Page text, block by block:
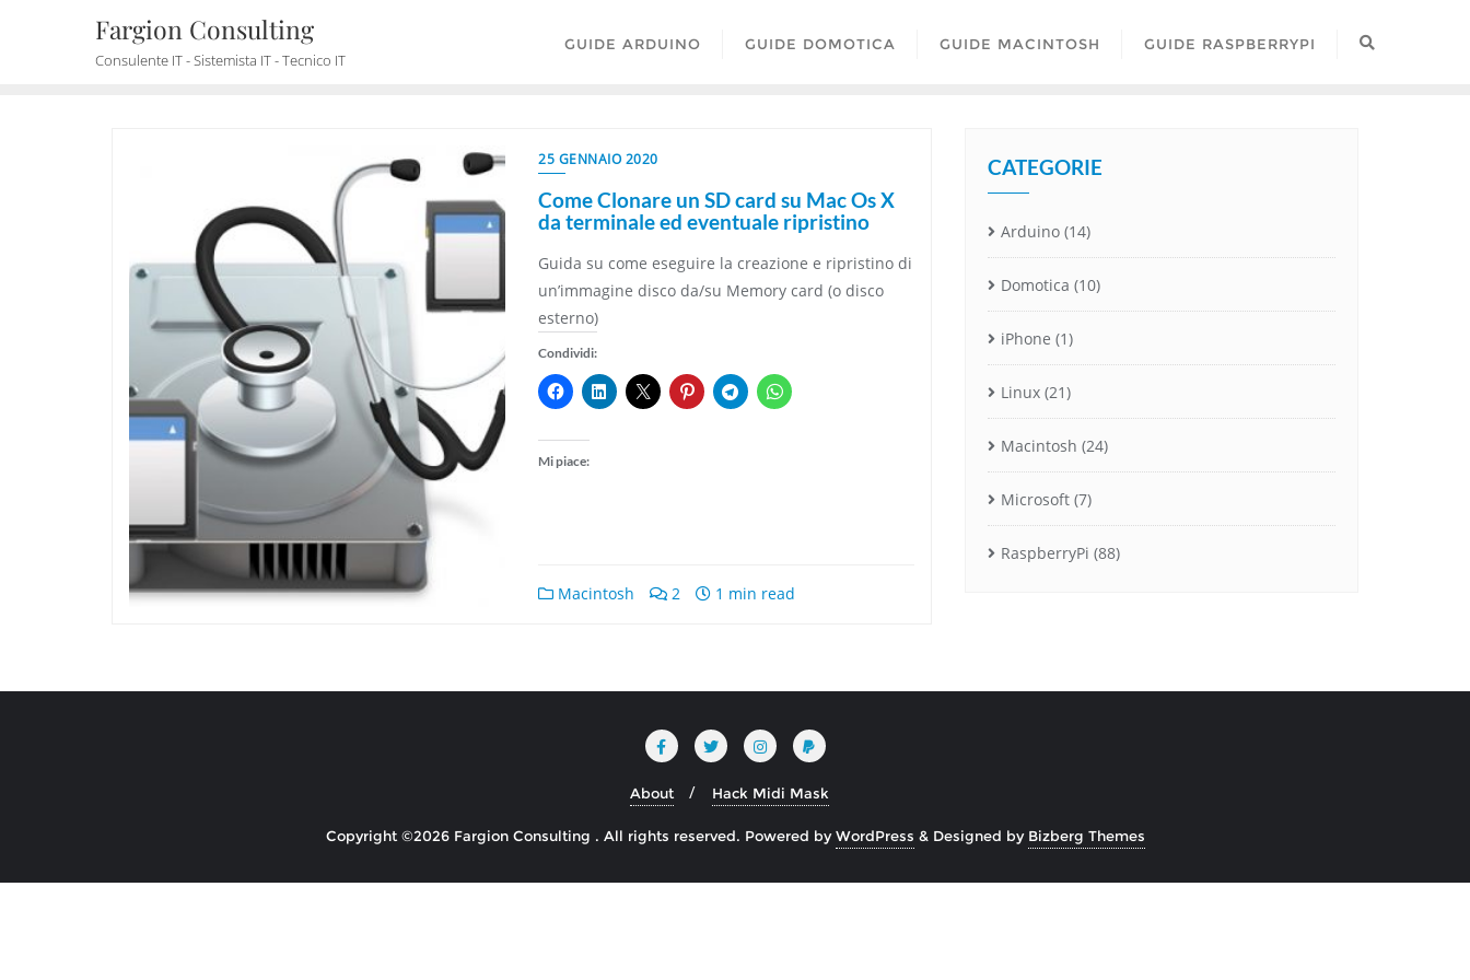
Fargion Consulting
Consulente IT - Sistemista IT - Tecnico IT
GUIDE ARDUINO GUIDE DOMOTICA GUIDE MACINTOSH GUIDE RASPBERRYPI
25 GENNAIO 2020
Come Clonare un SD card su Mac Os X
da terminale ed eventuale ripristino
Guida su come eseguire la creazione e ripristino di
un’immagine disco da/su Memory card (o disco
esterno)
Condividi:
Mi piace:
Macintosh 2 1 min read
CATEGORIE
Arduino (14)
Domotica (10)
iPhone (1)
Linux (21)
Macintosh (24)
Microsoft (7)
RaspberryPi (88)
About Hack Midi Mask
Copyright ©2026 Fargion Consulting . All rights reserved. Powered byWordPress & Designed by Bizberg Themes